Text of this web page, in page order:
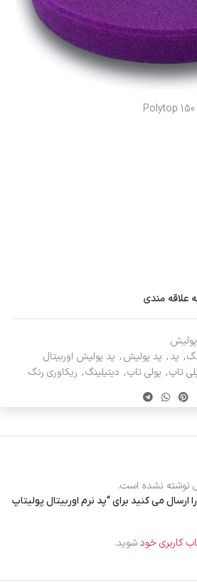
علاقه مندی
, پد, پد پولیش, پد پولیش اوربیتال
تاپ, پولی تاپ, دیتیلینگ, ریکاوری رنگ
نوشته نشده است.
ارسال می کنید برای “پد نرم اوربیتال پولیتاپ
کاربری خودشوید.